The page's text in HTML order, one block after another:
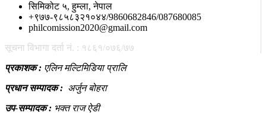
सिमिकोट ५, हुम्ला, नेपाल
+९७७-९८५८३२१०४४/9860682846/087680085
philcomission2020@gmail.com
सूचना विभागा दर्ता नं. : १८६१/०७६/७७
प्रकाशक : एलिन मल्टिमिडिया प्रालि
प्रधान सम्पादक : अर्जुन बोहरा
उप-सम्पादक : भक्त राज ऐडी